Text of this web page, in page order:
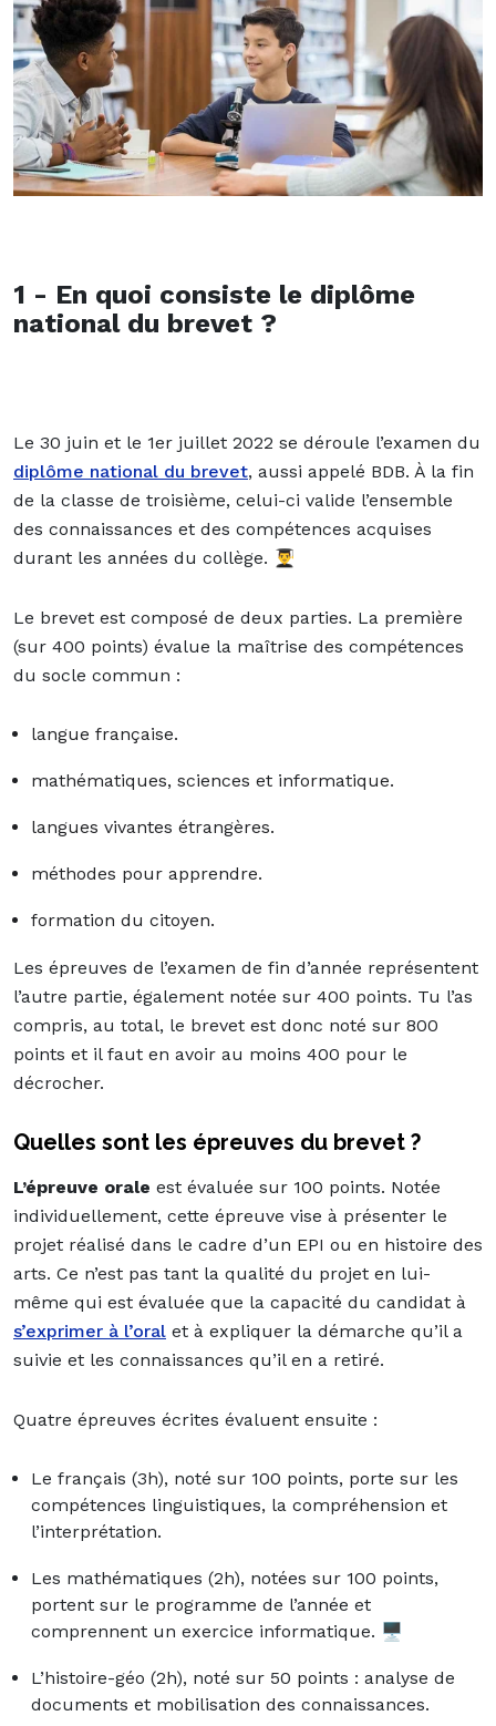
1 - En quoi consiste le diplôme
national du brevet ?
Le 30 juin et le 1er juillet 2022 se déroule l’examen du
diplôme national du brevet, aussi appelé BDB. À la fin
de la classe de troisième, celui-ci valide l’ensemble
des connaissances et des compétences acquises
durant les années du collège. 👨‍🎓
Le brevet est composé de deux parties. La première
(sur 400 points) évalue la maîtrise des compétences
du socle commun :
langue française.
mathématiques, sciences et informatique.
langues vivantes étrangères.
méthodes pour apprendre.
formation du citoyen.
Les épreuves de l’examen de fin d’année représentent
l’autre partie, également notée sur 400 points. Tu l’as
compris, au total, le brevet est donc noté sur 800
points et il faut en avoir au moins 400 pour le
décrocher.
Quelles sont les épreuves du brevet ?
L’épreuve orale est évaluée sur 100 points. Notée
individuellement, cette épreuve vise à présenter le
projet réalisé dans le cadre d’un EPI ou en histoire des
arts. Ce n’est pas tant la qualité du projet en lui-
même qui est évaluée que la capacité du candidat à
s’exprimer à l’oral et à expliquer la démarche qu’il a
suivie et les connaissances qu’il en a retiré.
Quatre épreuves écrites évaluent ensuite :
Le français (3h), noté sur 100 points, porte sur les
compétences linguistiques, la compréhension et
l’interprétation.
Les mathématiques (2h), notées sur 100 points,
portent sur le programme de l’année et
comprennent un exercice informatique. 🖥
L’histoire-géo (2h), noté sur 50 points : analyse de
documents et mobilisation des connaissances.